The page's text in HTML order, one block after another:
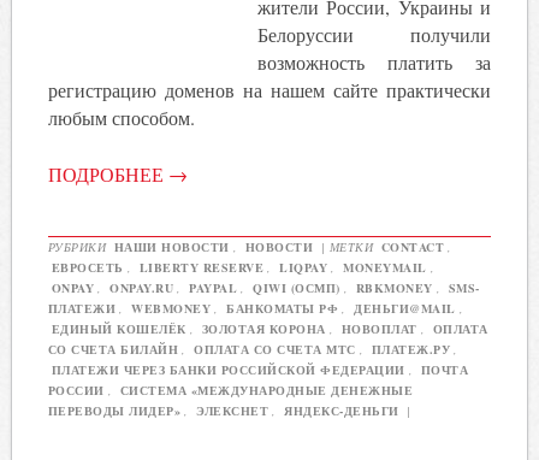
жители России, Украины и
Белоруссии получили
возможность платить за
регистрацию доменов на нашем сайте практически
любым способом.
ПОДРОБНЕЕ →
РУБРИКИ НАШИ НОВОСТИ НОВОСТИ | МЕТКИ CONTACT
EВРОСЕТЬ
LIBERTY RESERVE LIQPAY MONEYMAIL
ONPAY
ONPAY.RU PAYPAL QIWI (ОСМП) RBKMONEY
SMS-
ПЛАТЕЖИ
WEBMONEY БАНКОМАТЫ РФ ДЕНЬГИ@MAIL
ЕДИНЫЙ КОШЕЛЁК
ЗОЛОТАЯ КОРОНА НОВОПЛАТ
ОПЛАТА
СО СЧЕТА БИЛАЙН
ОПЛАТА СО СЧЕТА МТС ПЛАТЕЖ.РУ
ПЛАТЕЖИ ЧЕРЕЗ БАНКИ РОССИЙСКОЙ ФЕДЕРАЦИИ
ПОЧТА
РОССИИ
СИСТЕМА «МЕЖДУНАРОДНЫЕ ДЕНЕЖНЫЕ
ПЕРЕВОДЫ ЛИДЕР»
ЭЛЕКСНЕТ ЯНДЕКС-ДЕНЬГИ |